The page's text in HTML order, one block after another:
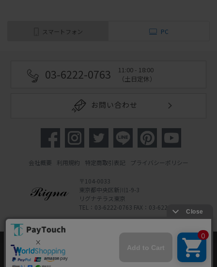
スマートフォン PC
03-6222-0763
11:00 - 18:00
（土日定休）
お問い合わせ
会社概要 利用規約 特定商取引表記 プライバシーポリシー
〒104-0033
東京都中央区新川1-9-3
リグナテラス東京
TEL：03-6222-0763 FAX：03-6222-0762
Powered by Watahan Partners Co., Ltd.
当ウェブサイトでは、お客様により良いサービス
をご提供するため、クッキーを利用しています。